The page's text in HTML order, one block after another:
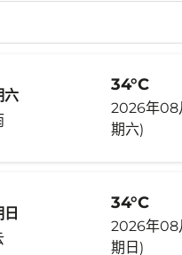
摄氏度 Selected
六
34°C
2026年08
期六)
34°C
2026年08
期日)